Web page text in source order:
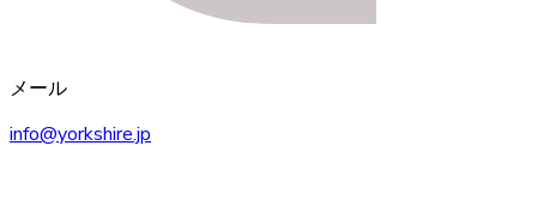
メール
info@yorkshire.jp